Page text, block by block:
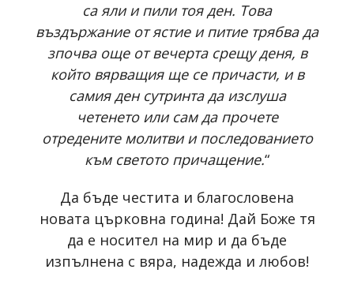
са яли и пили тоя ден. Това
въздържание от ястие и питие трябва да
зпочва още от вечерта срещу деня, в
който вярващия ще се причасти, и в
самия ден сутринта да изслуша
четенето или сам да прочете
отредените молитви и последованието
към светото причащение.“
Да бъде честита и благословена
новата църковна година! Дай Боже тя
да е носител на мир и да бъде
изпълнена с вяра, надежда и любов!